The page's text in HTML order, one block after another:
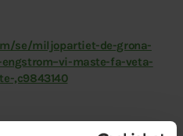
se/miljopartiet-de-grona-
maste-fa-veta-
,c9843140